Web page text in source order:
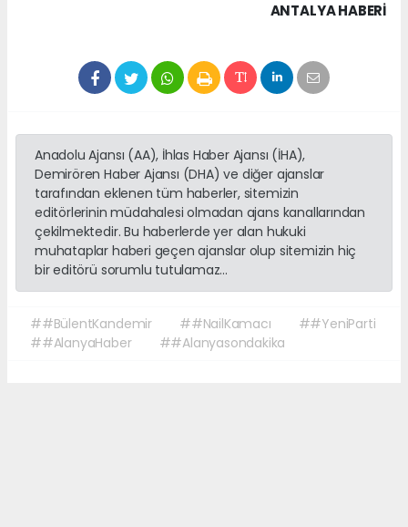
ANTALYA HABERİ
Anadolu Ajansı (AA), İhlas Haber Ajansı (İHA),
Demirören Haber Ajansı (DHA) ve diğer ajanslar
tarafından eklenen tüm haberler, sitemizin
editörlerinin müdahalesi olmadan ajans kanallarından
çekilmektedir. Bu haberlerde yer alan hukuki
muhataplar haberi geçen ajanslar olup sitemizin hiç
bir editörü sorumlu tutulamaz...
##BülentKandemir ##NailKamacı
##YeniParti
##AlanyaHaber
##Alanyasondakika